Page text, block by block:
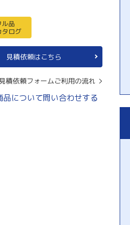
ル品
タログ
見積依頼はこちら
見積依頼フォームご利用の流れ
品について問い合わせする